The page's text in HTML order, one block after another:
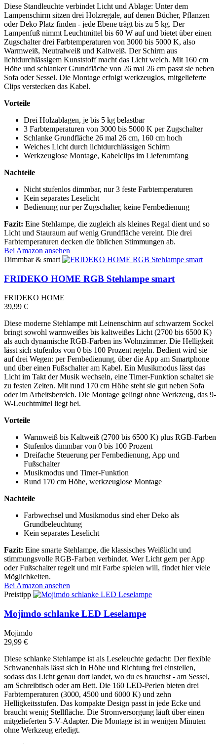
Diese Standleuchte verbindet Licht und Ablage: Unter dem
Lampenschirm sitzen drei Holzregale, auf denen Bücher, Pflanzen
oder Deko Platz finden - jede Ebene trägt bis zu 5 kg. Der
Lampenfuß nimmt Leuchtmittel bis 60 W auf und bietet über einen
Zugschalter drei Farbtemperaturen von 3000 bis 5000 K, also
Warmweiß, Neutralweiß und Kaltweiß. Der Schirm aus
lichtdurchlässigem Kunststoff macht das Licht weich. Mit 160 cm
Höhe und schlanker Grundfläche von 26 mal 26 cm passt sie neben
Sofa oder Sessel. Die Montage erfolgt werkzeuglos, mitgelieferte
Clips verstecken das Kabel.
Vorteile
Drei Holzablagen, je bis 5 kg belastbar
3 Farbtemperaturen von 3000 bis 5000 K per Zugschalter
Schlanke Grundfläche 26 mal 26 cm, 160 cm hoch
Weiches Licht durch lichtdurchlässigen Schirm
Werkzeuglose Montage, Kabelclips im Lieferumfang
Nachteile
Nicht stufenlos dimmbar, nur 3 feste Farbtemperaturen
Kein separates Leselicht
Bedienung nur per Zugschalter, keine Fernbedienung
Fazit: Eine Stehlampe, die zugleich als kleines Regal dient und so
Licht und Stauraum auf wenig Grundfläche vereint. Die drei
Farbtemperaturen decken die üblichen Stimmungen ab.
Bei Amazon ansehen
Dimmbar & smart
FRIDEKO HOME RGB Stehlampe smart
FRIDEKO HOME
39,99 €
Diese moderne Stehlampe mit Leinenschirm auf schwarzem Sockel
bringt sowohl warmweißes bis kaltweißes Licht (2700 bis 6500 K)
als auch dynamische RGB-Farben ins Wohnzimmer. Die Helligkeit
lässt sich stufenlos von 0 bis 100 Prozent regeln. Bedient wird sie
auf drei Wegen: per Fernbedienung, über die App am Smartphone
und über einen Fußschalter am Kabel. Ein Musikmodus lässt das
Licht im Takt der Musik wechseln, eine Timer-Funktion schaltet sie
zu festen Zeiten. Mit rund 170 cm Höhe steht sie gut neben Sofa
oder im Arbeitsbereich. Die Montage gelingt ohne Werkzeug, das 9-
W-Leuchtmittel liegt bei.
Vorteile
Warmweiß bis Kaltweiß (2700 bis 6500 K) plus RGB-Farben
Stufenlos dimmbar von 0 bis 100 Prozent
Dreifache Steuerung per Fernbedienung, App und
Fußschalter
Musikmodus und Timer-Funktion
Rund 170 cm Höhe, werkzeuglose Montage
Nachteile
Farbwechsel und Musikmodus sind eher Deko als
Grundbeleuchtung
Kein separates Leselicht
Fazit: Eine smarte Stehlampe, die klassisches Weißlicht und
stimmungsvolle RGB-Farben verbindet. Wer Licht gern per App
oder Fußschalter regelt und mit Farbe spielen will, findet hier viele
Möglichkeiten.
Bei Amazon ansehen
Preistipp
Mojimdo schlanke LED Leselampe
Mojimdo
29,99 €
Diese schlanke Stehlampe ist als Leseleuchte gedacht: Der flexible
Schwanenhals lässt sich in Höhe und Richtung frei einstellen,
sodass das Licht genau dort landet, wo du es brauchst - am Sessel,
am Schreibtisch oder am Bett. Die 160 LED-Perlen bieten drei
Farbtemperaturen (3000, 4500 und 6000 K) und zehn
Helligkeitsstufen. Das kompakte Design passt in jede Ecke und
braucht wenig Stellfläche. Die Stromversorgung läuft über einen
mitgelieferten 5-V-Adapter. Die Montage ist in wenigen Minuten
ohne Werkzeug erledigt.